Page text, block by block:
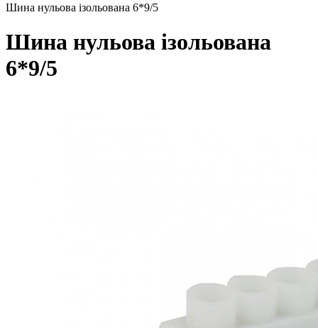
Шина нульова ізольована 6*9/5
Шина нульова ізольована
6*9/5